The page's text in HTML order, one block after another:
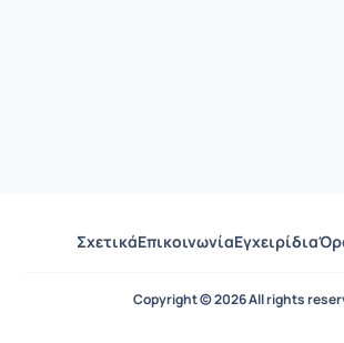
ΣχετικάΕπικοινωνίαΕγχειρίδια
Copyright © 2026 All rights